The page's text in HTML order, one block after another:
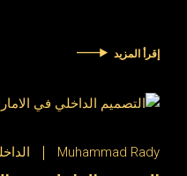
إقرأ المزيد
Muhammad Rady